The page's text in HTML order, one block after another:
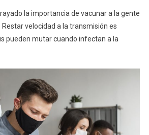
la importancia de vacunar a la gente
Restar velocidad a la transmisión es
pueden mutar cuando infectan a la